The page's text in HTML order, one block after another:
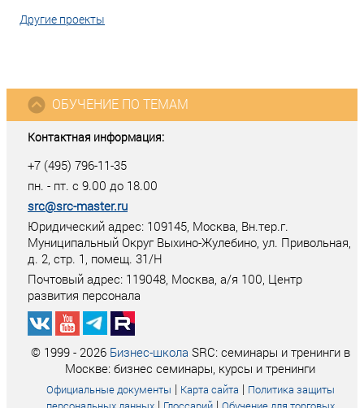
Другие проекты
Контактная информация:
+7 (495) 796-11-35
пн. - пт. с 9.00 до 18.00
src@src-master.ru
Юридический адрес: 109145, Москва, Вн.тер.г.
Муниципальный Округ Выхино-Жулебино, ул. Привольная,
д. 2, стр. 1, помещ. 31/Н
Почтовый адрес: 119048, Москва, а/я 100, Центр
развития персонала
ОБУЧЕНИЕ ПО ТЕМАМ
© 1999 - 2026 Бизнес-школа SRC: семинары и тренинги в
Москве: бизнес семинары, курсы и тренинги
Официальные документы | Карта сайта | Политика защиты
| |